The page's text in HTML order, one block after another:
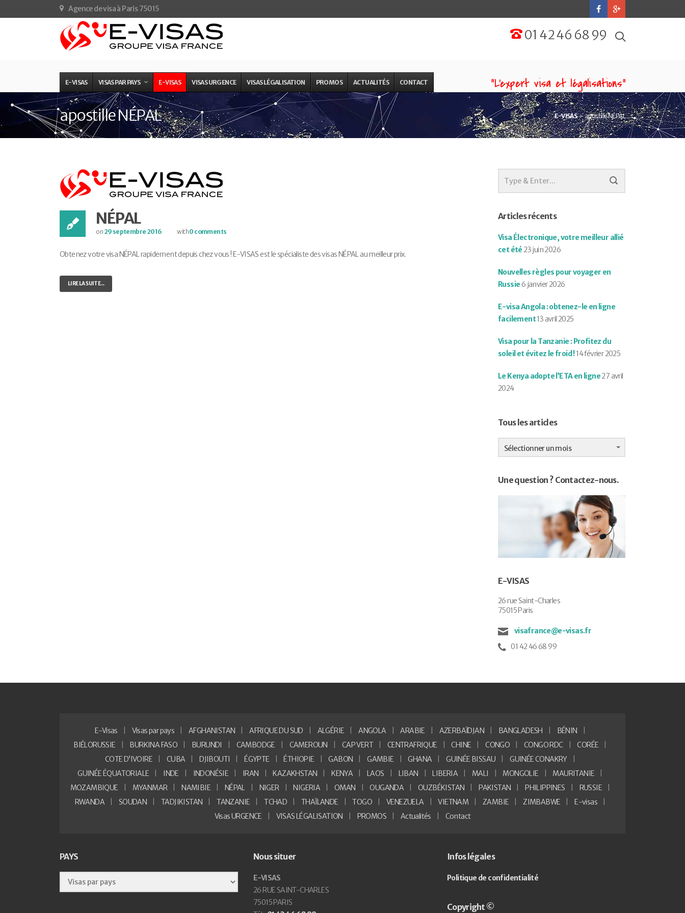
Agence de visa à Paris 75015
01 42 46 68 99
E-VISAS VISAS PAR PAYS E-VISAS VISAS URGENCE VISAS LÉGALISATION PROMOS ACTUALITÉS CONTACT “L'expert visa et légalisations”
apostille NÉPAL E-VISAS apostille NÉPAL
NÉPAL
on 29 septembre 2016 with0 comments
Obtenez votre visa NÉPAL rapidement depuis chez vous ! E-VISAS est le spécialiste des visas NÉPAL au meilleur prix.
LIRE LA SUITE...
Articles récents
Visa Électronique, votre meilleur allié
cet été23 juin 2026
Nouvelles règles pour voyager en
Russie 6 janvier 2026
E-visa Angola : obtenez-le en ligne
facilement13 avril 2025
Visa pour la Tanzanie : Profitez du
soleil et évitez le froid !14 février 2025
Le Kenya adopte l’ETA en ligne27 avril
2024
Tous les articles
Tous
les
articles
Sélectionner un mois
Une question ? Contactez-nous.
E-VISAS
26 rue Saint-Charles
75015 Paris
visafrance@e-visas.fr
01 42 46 68 99
E-Visas Visas par pays AFGHANISTAN AFRIQUE DU SUD ALGÉRIE ANGOLA ARABIE AZERBAÏDJAN BANGLADESH
BÉNIN
BIÉLORUSSIE
BURKINA FASO BURUNDI CAMBODGE CAMEROUN CAP VERT CENTRAFRIQUE CHINE CONGO CONGO RDC
CORÉE
COTE D’IVOIRE
CUBA DJIBOUTI ÉGYPTE ÉTHIOPIE GABON GAMBIE GHANA GUINÉE BISSAU
GUINÉE CONAKRY
GUINÉE ÉQUATORIALE
INDE INDONÉSIE IRAN KAZAKHSTAN KENYA LAOS LIBAN LIBERIA MALI MONGOLIE
MAURITANIE
MOZAMBIQUE
MYANMAR NAMIBIE NÉPAL NIGER NIGERIA OMAN OUGANDA OUZBÉKISTAN PAKISTAN PHILIPPINES
RUSSIE
RWANDA
SOUDAN TADJIKISTAN TANZANIE TCHAD THAÏLANDE TOGO VENEZUELA VIETNAM ZAMBIE ZIMBABWE
E-visas
Visas URGENCE
VISAS LÉGALISATION PROMOS Actualités Contact
PAYS Nous situer
E-VISAS
26 RUE SAINT-CHARLES
75015 PARIS
Infos légales
Politique de confidentialité
Copyright ©